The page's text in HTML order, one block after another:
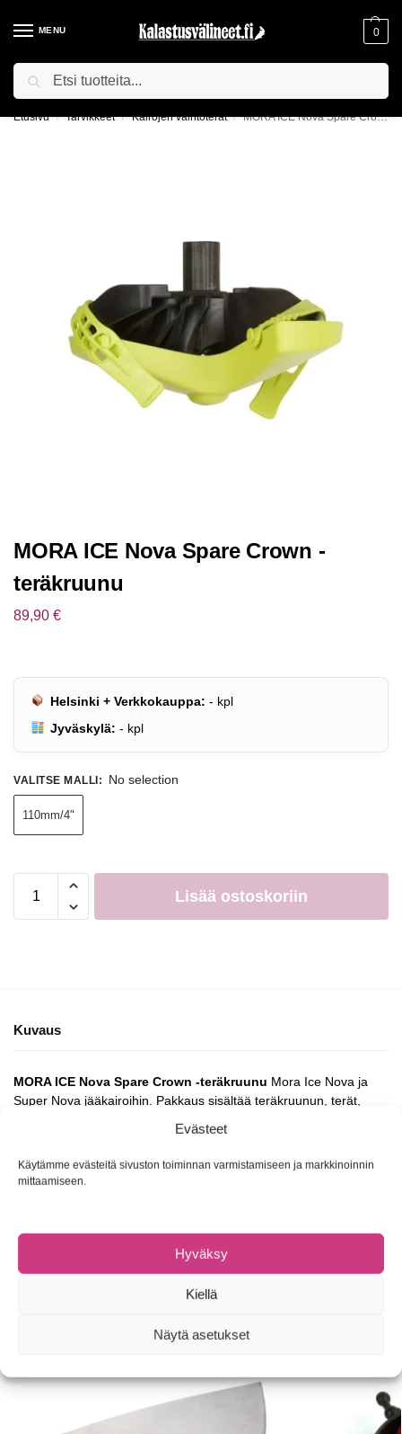
Evästeet
Käytämme evästeitä sivuston toiminnan varmistamiseen ja markkinoinnin
mittaamiseen.
Hyväksy
Kiellä
Näytä asetukset
MENU 0
ILMAINEN TOIMITUS YLI 75€ TILAUKSILLE!
Etusivu / Tarvikkeet / Kairojen vaihtoterät / MORA ICE Nova Spare Crown -teräkruunu
MORA ICE Nova Spare Crown -
teräkruunu
89,90 €
Helsinki + Verkkokauppa: - kpl
Jyväskylä: - kpl
VALITSE MALLI: No selection
110mm/4"
Lisää ostoskoriin
Kuvaus
MORA ICE Nova Spare Crown -teräkruunu Mora Ice Nova ja
Super Nova jääkairoihin. Pakkaus sisältää teräkruunun, terät,
Tutustu myös